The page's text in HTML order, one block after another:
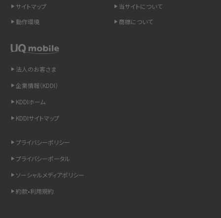
スマホのネット通信速度が遅い原因は？すぐできる対処法や見直すポイントを解
を解説
LINEの引き継ぎ方法は？対象データや事前準備・条件・注意点などを解説
非通知設定とは？184で電話をかける方法やiPhone・Androidの設定を解説
iCloudの使用容量を減らす9つの方法！使用状況の確認手順も紹介
リプライ機能とは？LINE、X（旧Twitter）、Instagram、TikTokで送る方法を解説
サイトマップ
当サイトについて
動作環境
商標について
法人のお客さま
企業情報（KDDI）
KDDIホーム
KDDIサイトマップ
プライバシーポリシー
プライバシーポータル
ソーシャルメディアポリシー
約款•利用規約